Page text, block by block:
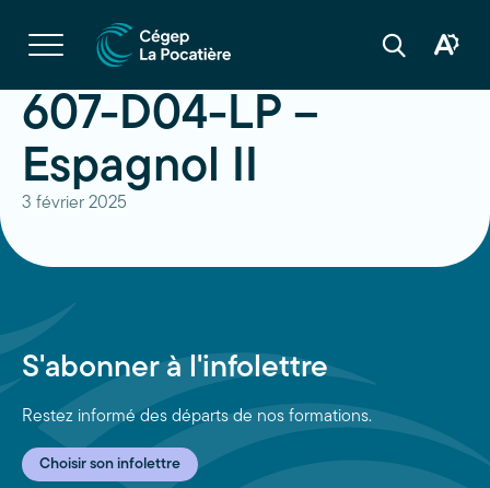
Ouvrir
la
navigation
site
Ouvrir
Ouvrir
607-D04-LP –
Espagnol II
3 février 2025
S'abonner à l'infolettre
Restez informé des départs de nos formations.
Choisir son infolettre